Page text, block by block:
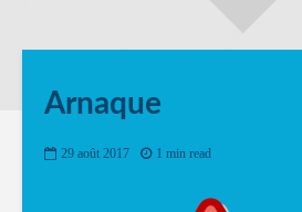
Arnaque
29 août 2017 1 min read